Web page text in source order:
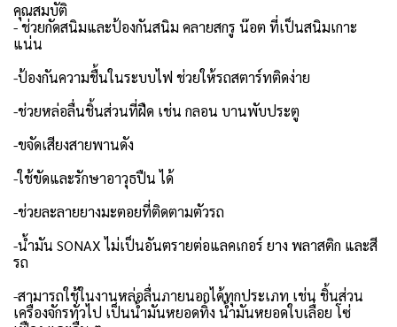
คุณสมบัติ
- ช่วยกัดสนิมและป้องกันสนิม คลายสกรู น๊อต ที่เป็นสนิมเกาะ
แน่น
-ป้องกันความชื้นในระบบไฟ ช่วยให้รถสตาร์ทติดง่าย
-ช่วยหล่อลื่นชิ้นส่วนที่ฝืด เช่น กลอน บานพับประตู
-ขจัดเสียงสายพานดัง
-ใช้ขัดและรักษาอาวุธปืน ได้
-ช่วยละลายยางมะตอยที่ติดตามตัวรถ
-น้ำมัน SONAX ไม่เป็นอันตรายต่อแลคเกอร์ ยาง พลาสติก และสี
รถ
-สามารถใช้ในงานหล่อลื่นภายนอกได้ทุกประเภท เช่น ชิ้นส่วน
เครื่องจักรทั่วไป เป็นน้ำมันหยอดทิ้ง น้ำมันหยอดใบเลื่อย โซ่